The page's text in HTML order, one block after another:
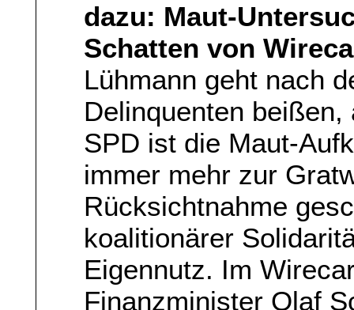
dazu: Maut-
Schatten von
Lühmann geht nach
Delinquenten
SPD ist die Maut-
immer mehr zur
Rücksichtnahme
koalitionärer
Eigennutz. Im
Finanzminister Olaf